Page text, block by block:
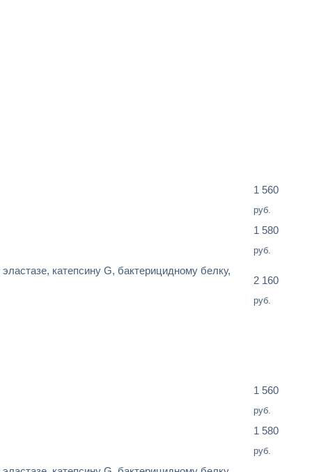
1 560
руб.
1 580
руб.
катепсину G, бактерицидному белку,
2 160
руб.
1 560
руб.
1 580
руб.